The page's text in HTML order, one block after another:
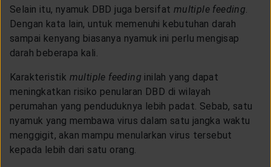
Selain itu, nyamuk DBD juga bersifat multiple feeding
Dengan kata lain, untuk memenuhi kebutuhan darah
sampai kenyang biasanya nyamuk ini perlu mengisap
darah beberapa kali.
Karakteristik multiple feeding inilah yang dapat
meningkatkan risiko penularan DBD di wilayah
perumahan yang penduduknya lebih padat. Sebab, satu
nyamuk yang membawa virus dalam satu jangka waktu
menggigit, akan mampu menularkan virus tersebut
kepada lebih dari satu orang.